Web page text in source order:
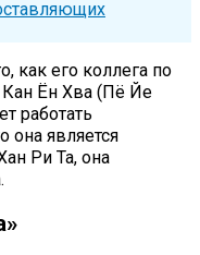
как его коллега по
Ён Хва (Пё Йе
работать
она является
Ри Та, она